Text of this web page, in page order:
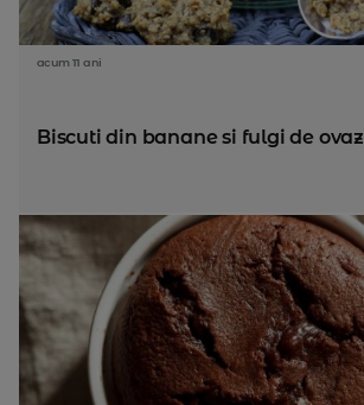
acum 11 ani
Biscuti din banane si fulgi de ovaz